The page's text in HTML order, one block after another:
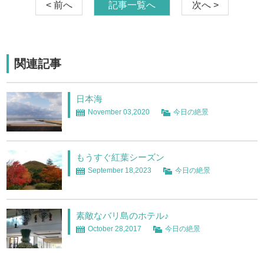
< 前へ 記事一覧へ 次へ >
関連記事
日本海
November 03,2020 今日の絶景
もうすぐ紅葉シーズン
September 18,2023 今日の絶景
素敵なバリ島のホテル♪
October 28,2017 今日の絶景